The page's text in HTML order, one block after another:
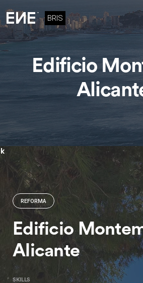
content
BRIS
Edificio
REFORMA
Edificio
Alicante
SKILLS